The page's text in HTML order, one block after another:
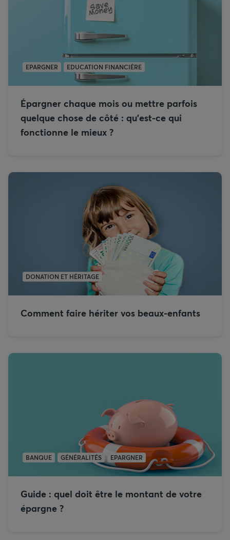
EPARGNER EDUCATION FINANCIÈRE
Épargner chaque mois ou mettre parfois
quelque chose de côté : qu’est-ce qui
fonctionne le mieux ?
DONATION ET HÉRITAGE
Comment faire hériter vos beaux-enfants
BANQUE GÉNÉRALITÉS EPARGNER
Guide : quel doit être le montant de votre
épargne ?